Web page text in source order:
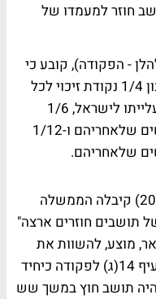
חוזר למעמדו של
- הפקודה), קובע כי
בחישוב המס של עולה יובאו בחשבון 1/4 נקודת זיכוי לכל
חודש ב-18 החודשים הראשונים לעלייתו לישראל, 1/6
נקודת זיכוי לכל חודש ב-12 החודשים שלאחריהם ו-1/12
ביום ג' בסיוון התש"ע (16 במאי 2010) קיבלה הממשלה
תושבים חוזרים ארצה"
בין השאר, מוצע, להשוות את
מעמדו של תושב חוזר (המוגדר בסעיף 14(ג) לפקודה כיחיד
תושב חוץ במשך שש